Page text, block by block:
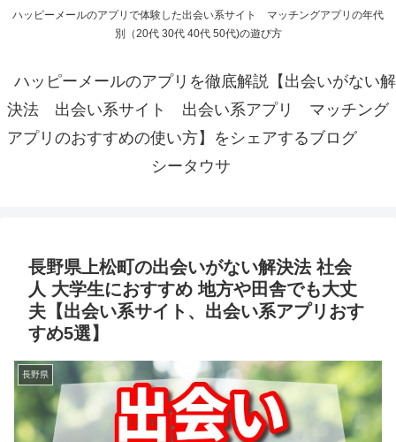
ハッピーメールのアプリで体験した出会い系サイト マッチングアプリの年代
別（20代 30代 40代 50代)の遊び方
ハッピーメールのアプリを徹底解説【出会いがない解
決法 出会い系サイト 出会い系アプリ マッチング
アプリのおすすめの使い方】をシェアするブログ
シータウサ
長野県上松町の出会いがない解決法 社会
人 大学生におすすめ 地方や田舎でも大丈
夫【出会い系サイト、出会い系アプリおす
すめ5選】
長野県